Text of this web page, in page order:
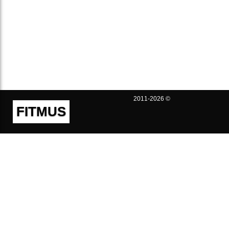
FITMUS
2011-2026 ©